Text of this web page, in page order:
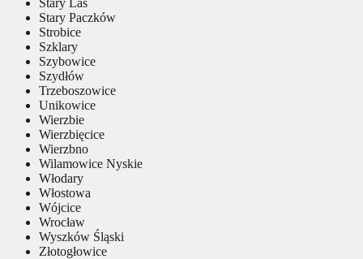
Stary Paczków
Strobice
Szklary
Szybowice
Szydłów
Trzeboszowice
Unikowice
Wierzbie
Wierzbięcice
Wierzbno
Wilamowice Nyskie
Włodary
Włostowa
Wójcice
Wrocław
Wyszków Śląski
Złotogłowice